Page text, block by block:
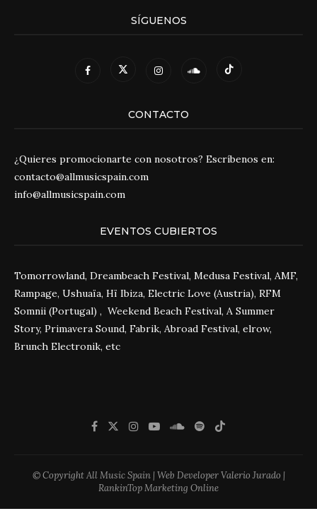
SÍGUENOS
CONTACTO
¿Quieres promocionarte con nosotros? Escríbenos en:
contacto@allmusicspain.com
info@allmusicspain.com
EVENTOS CUBIERTOS
Tomorrowland, Dreambeach Festival, Medusa Festival, AMF,
Rampage, Ushuaïa, Hï Ibiza, Electric Love (Austria), RFM
Somnii (Portugal) , Weekend Beach Festival, A Summer
Story, Primavera Sound, Fabrik, Abroad Festival, elrow,
Brunch Electronik, etc
© Copyright All Music Spain | Web Developer Valerio Jurado |
RankinTop Marketing Online